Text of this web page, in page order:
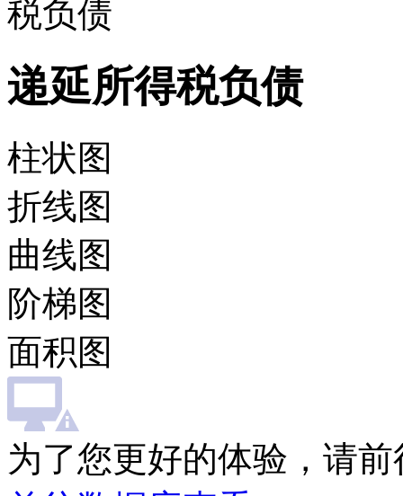
税负债
递延所得税负债
柱状图
折线图
曲线图
阶梯图
面积图
为了您更好的体验，请